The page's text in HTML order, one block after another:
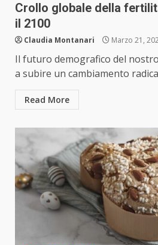
Crollo globale della
il 2100
Claudia Montanari Marzo 21,
Il futuro demografico del
a subire un cambiamento
Read More